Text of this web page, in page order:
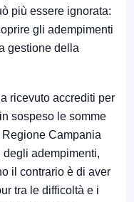
più essere ignorata:
gli adempimenti
gestione della
ricevuto accrediti per
sospeso le somme
Campania
adempimenti,
il contrario è di aver
tra le difficoltà e i